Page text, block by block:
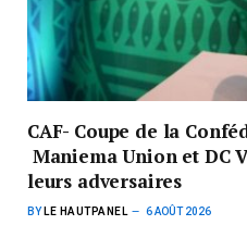
CAF- Coupe de la
Maniema Union et DC
leurs adversaires
BY LE HAUTPANEL 6 AOÛT 2026